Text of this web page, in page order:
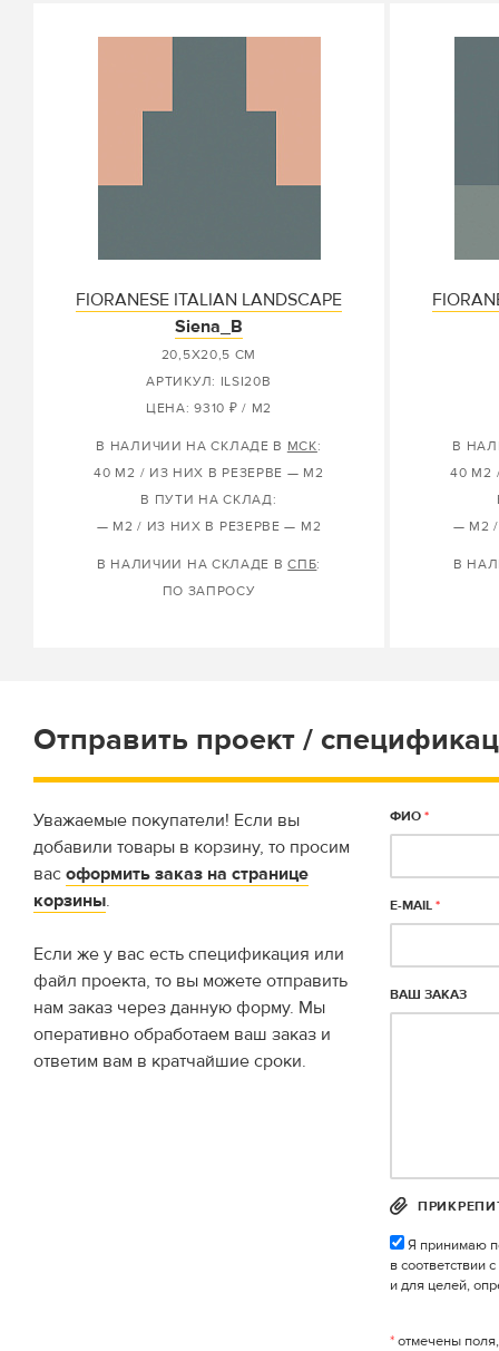
FIORANESE ITALIAN LANDSCAPE
Siena_B
20,5X20,5 СМ
АРТИКУЛ: ILSI20B
ЦЕНА: 9310 ₽ / М2
В НАЛИЧИИ НА СКЛАДЕ В МСК:
40 М2 / ИЗ НИХ В РЕЗЕРВЕ — М2
В ПУТИ НА СКЛАД:
— М2 / ИЗ НИХ В РЕЗЕРВЕ — М2
В НАЛИЧИИ НА СКЛАДЕ ВСПБ:
ПО ЗАПРОСУ
В
40 М2
— М2
В
Отправить проект /
Уважаемые покупатели! Если вы
добавили товары в корзину, то просим
вас оформить заказ на странице
корзины.
Если же у вас есть спецификация или
файл проекта, то вы можете отправить
нам заказ через данную форму. Мы
оперативно обработаем ваш заказ и
ответим вам в кратчайшие сроки.
ФИО *
E-MAIL *
ВАШ ЗАКАЗ
Я принимаю
в
и для целей,
*отмечены